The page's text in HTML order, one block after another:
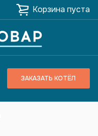
Корзина пуста
ЗАКАЗАТЬ КОТЁЛ